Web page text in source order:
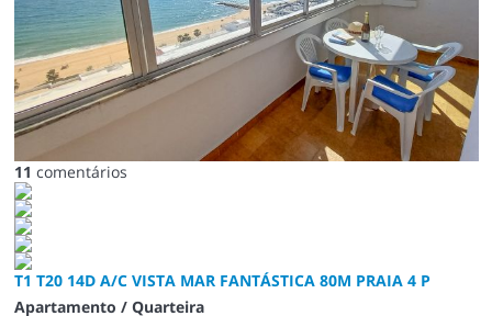
11 comentários
T1 T20 14D A/C VISTA MAR FANTÁSTICA 80M PRAIA 4 P
Apartamento / Quarteira